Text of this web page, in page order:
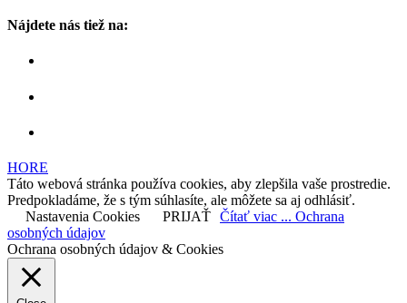
Nájdete nás tiež na:
HORE
Táto webová stránka používa cookies, aby zlepšila vaše prostredie.
Predpokladáme, že s tým súhlasíte, ale môžete sa aj odhlásiť.
Nastavenia Cookies
PRIJAŤ Čítať viac ... Ochrana
osobných údajov
Ochrana osobných údajov & Cookies